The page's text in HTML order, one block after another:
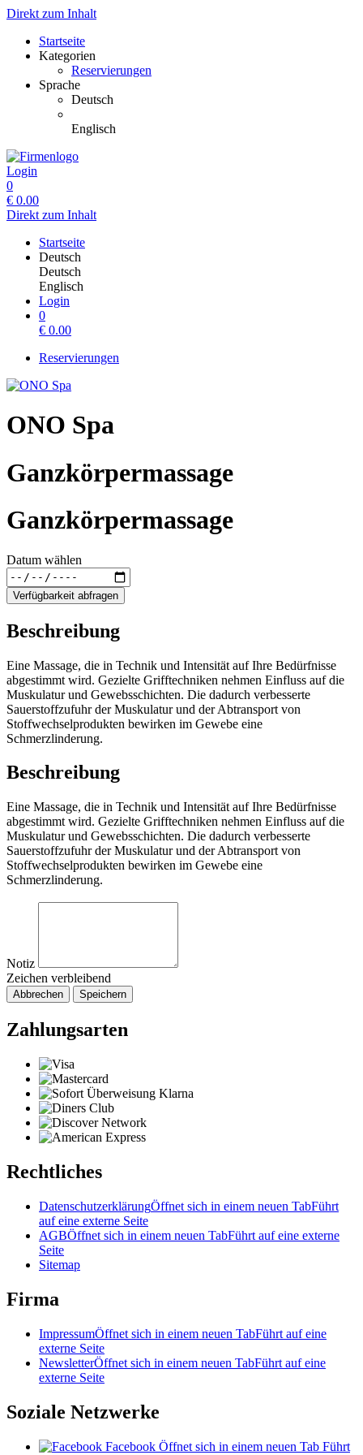
Direkt zum Inhalt
Startseite
Kategorien
Reservierungen
Sprache
Deutsch
Englisch
Login
0
€ 0.00
Direkt zum Inhalt
Startseite
Deutsch
Deutsch
Englisch
Login
0
€ 0.00
Reservierungen
ONO Spa
Ganzkörpermassage
Ganzkörpermassage
Datum wählen
Verfügbarkeit abfragen
Beschreibung
Eine Massage, die in Technik und Intensität auf Ihre Bedürfnisse
abgestimmt wird. Gezielte Grifftechniken nehmen Einfluss auf die
Muskulatur und Gewebsschichten. Die dadurch verbesserte
Sauerstoffzufuhr der Muskulatur und der Abtransport von
Stoffwechselprodukten bewirken im Gewebe eine
Schmerzlinderung.
Beschreibung
Eine Massage, die in Technik und Intensität auf Ihre Bedürfnisse
abgestimmt wird. Gezielte Grifftechniken nehmen Einfluss auf die
Muskulatur und Gewebsschichten. Die dadurch verbesserte
Sauerstoffzufuhr der Muskulatur und der Abtransport von
Stoffwechselprodukten bewirken im Gewebe eine
Schmerzlinderung.
Notiz
Zeichen verbleibend
Abbrechen Speichern
Zahlungsarten
Rechtliches
DatenschutzerklärungÖffnet sich in einem neuen TabFührt
auf eine externe Seite
AGBÖffnet sich in einem neuen TabFührt auf eine externe
Seite
Sitemap
Firma
ImpressumÖffnet sich in einem neuen TabFührt auf eine
externe Seite
NewsletterÖffnet sich in einem neuen TabFührt auf eine
externe Seite
Soziale Netzwerke
Facebook Öffnet sich in einem neuen Tab Führt